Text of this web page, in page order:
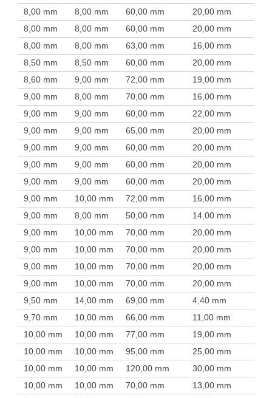
8,00 mm
8,00 mm 60,00 mm 20,00 mm
8,00 mm
8,00 mm 60,00 mm 20,00 mm
8,00 mm
8,00 mm 63,00 mm 16,00 mm
8,50 mm
8,50 mm 60,00 mm 20,00 mm
8,60 mm
9,00 mm 72,00 mm 19,00 mm
9,00 mm
8,00 mm 70,00 mm 16,00 mm
9,00 mm
9,00 mm 60,00 mm 22,00 mm
9,00 mm
9,00 mm 65,00 mm 20,00 mm
9,00 mm
9,00 mm 60,00 mm 20,00 mm
9,00 mm
9,00 mm 60,00 mm 20,00 mm
9,00 mm
9,00 mm 60,00 mm 20,00 mm
9,00 mm
10,00 mm 72,00 mm 16,00 mm
9,00 mm
8,00 mm 50,00 mm 14,00 mm
9,00 mm
10,00 mm 70,00 mm 20,00 mm
9,00 mm
10,00 mm 70,00 mm 20,00 mm
9,00 mm
10,00 mm 70,00 mm 20,00 mm
9,00 mm
10,00 mm 70,00 mm 20,00 mm
9,50 mm
14,00 mm 69,00 mm 4,40 mm
9,70 mm
10,00 mm 66,00 mm 11,00 mm
10,00 mm
10,00 mm 77,00 mm 19,00 mm
10,00 mm
10,00 mm 95,00 mm 25,00 mm
10,00 mm
10,00 mm 120,00 mm 30,00 mm
10,00 mm
10,00 mm 70,00 mm 13,00 mm